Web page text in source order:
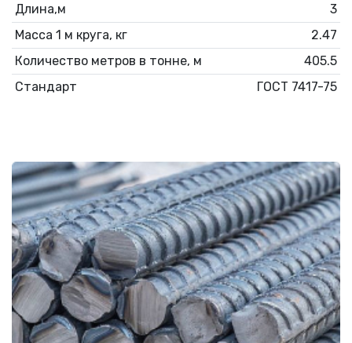
Длина,м
3
Масса 1 м круга, кг
2.47
Количество метров в тонне, м
405.5
Стандарт
ГОСТ 7417-75